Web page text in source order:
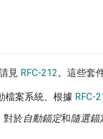
見 RFC-212。這些套
檔案系統、根據 RFC-
對於自動錨定和隨選錨